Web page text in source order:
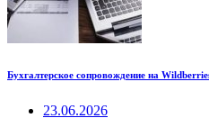
Бухгалтерское сопровождение на
23.06.2026